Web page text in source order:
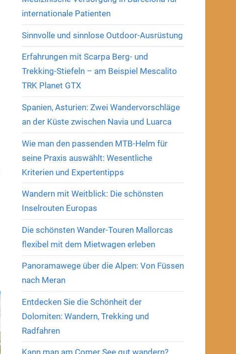
internationale Patienten
Sinnvolle und sinnlose Outdoor-Ausrüstung
Erfahrungen mit Scarpa Berg- und
Trekking-Stiefeln – am Beispiel Mescalito
TRK Planet GTX
Spanien, Asturien: Zwei Wandervorschläge
an der Küste zwischen Navia und Luarca
Wie man den passenden MTB-Helm für
seine Praxis auswählt: Wesentliche
Kriterien und Expertentipps
Wandern mit Weitblick: Die schönsten
Inselrouten Europas
Die schönsten Wander-Touren Mallorcas
flexibel mit dem Mietwagen erleben
Panoramawege über die Alpen: Von Füssen
nach Meran
Entdecken Sie die Schönheit der
Dolomiten: Wandern, Trekking und
Radfahren